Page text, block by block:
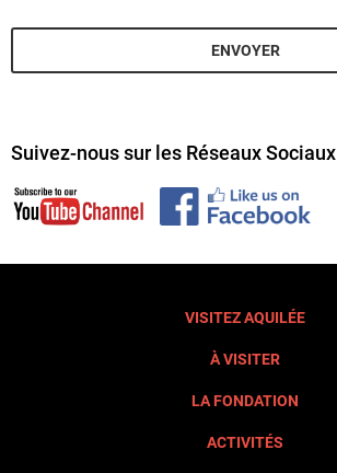
ENVOYER
Suivez-nous sur les Réseaux Sociaux
VISITEZ AQUILÉE
À VISITER
LA FONDATION
ACTIVITÉS